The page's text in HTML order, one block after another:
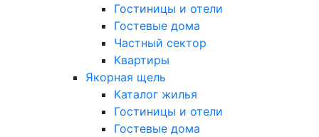
Гостиницы и отели
Гостевые дома
Частный сектор
Квартиры
Якорная щель
Каталог жилья
Гостиницы и отели
Гостевые дома